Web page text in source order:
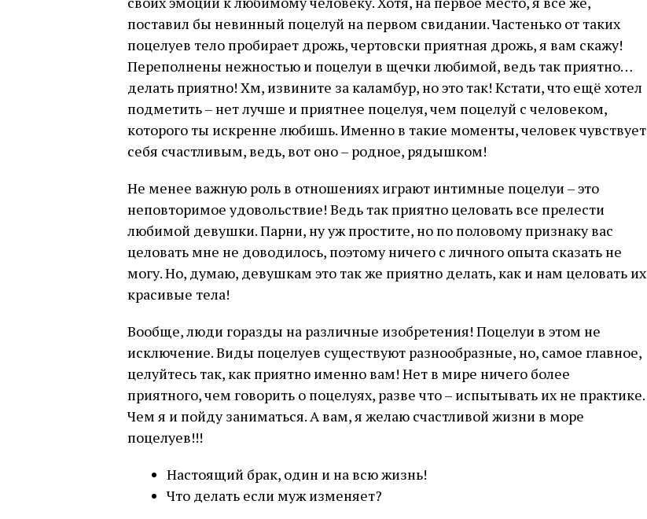
поставил бы невинный поцелуй на первом свидании. Частенько от таких
поцелуев тело пробирает дрожь, чертовски приятная дрожь, я вам скажу!
Переполнены нежностью и поцелуи в щечки любимой, ведь так приятно…
делать приятно! Хм, извините за каламбур, но это так! Кстати, что ещё хотел
подметить – нет лучше и приятнее поцелуя, чем поцелуй с человеком,
которого ты искренне любишь. Именно в такие моменты, человек чувствует
себя счастливым, ведь, вот оно – родное, рядышком!
Не менее важную роль в отношениях играют интимные поцелуи – это
неповторимое удовольствие! Ведь так приятно целовать все прелести
любимой девушки. Парни, ну уж простите, но по половому признаку вас
целовать мне не доводилось, поэтому ничего с личного опыта сказать не
могу. Но, думаю, девушкам это так же приятно делать, как и нам целовать их
красивые тела!
Вообще, люди горазды на различные изобретения! Поцелуи в этом не
исключение. Виды поцелуев существуют разнообразные, но, самое главное,
целуйтесь так, как приятно именно вам! Нет в мире ничего более
приятного, чем говорить о поцелуях, разве что – испытывать их не практике.
Чем я и пойду заниматься. А вам, я желаю счастливой жизни в море
поцелуев!!!
Настоящий брак, один и на всю жизнь!
Что делать если муж изменяет?